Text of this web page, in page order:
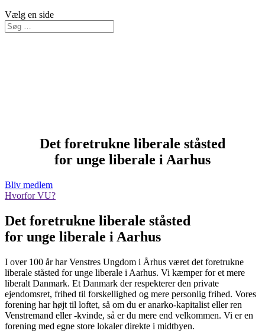
Vælg en side
Det foretrukne liberale ståsted
for unge liberale i Aarhus
Bliv medlem
Hvorfor VU?
Det foretrukne liberale ståsted
for unge liberale i Aarhus
I over 100 år har Venstres Ungdom i Århus været det foretrukne
liberale ståsted for unge liberale i Aarhus. Vi kæmper for et mere
liberalt Danmark. Et Danmark der respekterer den private
ejendomsret, frihed til forskellighed og mere personlig frihed. Vores
forening har højt til loftet, så om du er anarko-kapitalist eller ren
Venstremand eller -kvinde, så er du mere end velkommen. Vi er en
forening med egne store lokaler direkte i midtbyen.